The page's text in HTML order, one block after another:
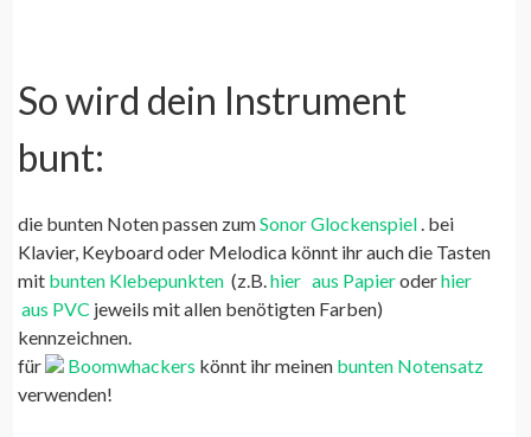
So wird dein Instrument
bunt:
die bunten Noten passen zumSonor Glockenspiel. bei
Klavier, Keyboard oder Melodica könnt ihr auch die Tasten
mit bunten Klebepunkten (z.B.hier aus Papieroderhier
aus PVC jeweils mit allen benötigten Farben)
kennzeichnen.
für
Boomwhackers könnt ihr meinen bunten Notensatz
verwenden!